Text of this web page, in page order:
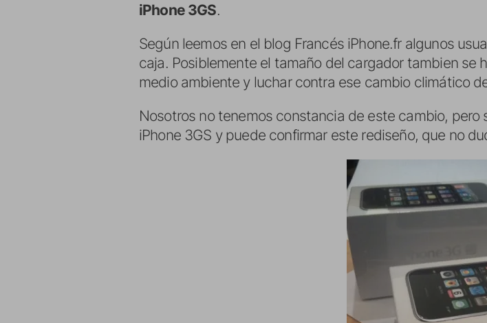
iPhone 3GS.
Según leemos en el blog Francés iPhone.fr algunos
caja. Posiblemente el tamaño del cargador tambien se
medio ambiente y luchar contra ese cambio climático
Nosotros no tenemos constancia de este cambio,
iPhone 3GS y puede confirmar este rediseño, que no